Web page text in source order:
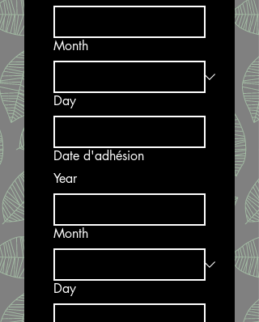
Month
Day
Date d'adhésion
Year
Month
Day